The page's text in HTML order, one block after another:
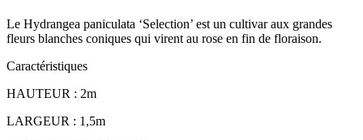
Le Hydrangea paniculata ‘Selection’ est un cultivar aux grandes
fleurs blanches coniques qui virent au rose en fin de floraison.
Caractéristiques
HAUTEUR : 2m
LARGEUR : 1,5m